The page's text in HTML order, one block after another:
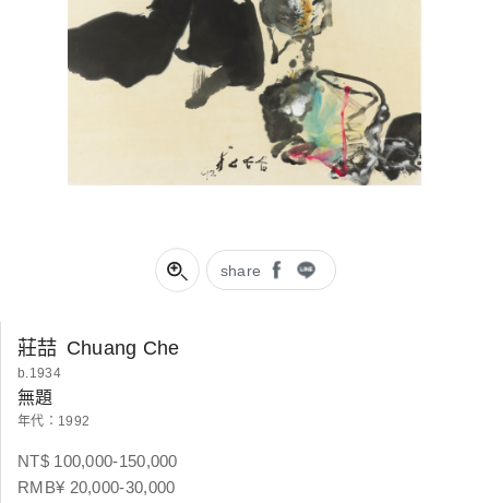
share
莊喆 Chuang Che
b.1934
無題
年代：1992
NT$ 100,000-150,000
RMB¥ 20,000-30,000